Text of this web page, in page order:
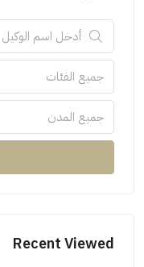
جميع الفئات
جميع المدن
Recent Viewed